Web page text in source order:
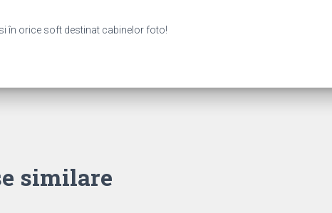
în orice soft destinat cabinelor foto!
similare